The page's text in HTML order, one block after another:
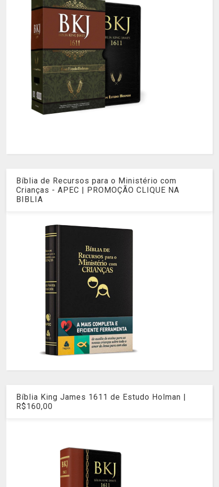
Bíblia de Recursos para o Ministério com
Crianças - APEC | PROMOÇÃO CLIQUE NA
BIBLIA
Bíblia King James 1611 de Estudo Holman |
R$160,00